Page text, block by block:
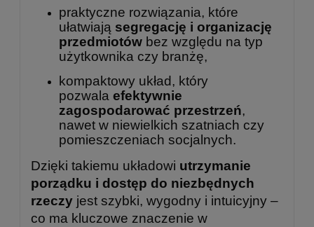
praktyczne rozwiązania, które
ułatwiają segregację i organizację
przedmiotów bez względu na typ
użytkownika czy branżę,
kompaktowy układ, który
pozwala efektywnie
zagospodarować przestrzeń,
nawet w niewielkich szatniach czy
pomieszczeniach socjalnych.
Dzięki takiemu układowi utrzymanie
porządku i dostęp do niezbędnych
rzeczy jest szybki, wygodny i intuicyjny –
co ma kluczowe znaczenie w